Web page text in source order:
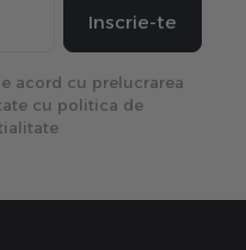
Inscrie-te
acord cu prelucrarea
cu politica de